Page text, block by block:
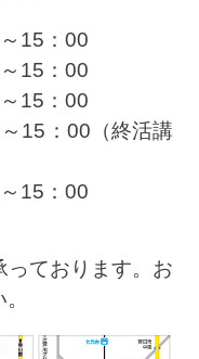
15：00
15：00
15：00
15：00（終活講
15：00
ております。お